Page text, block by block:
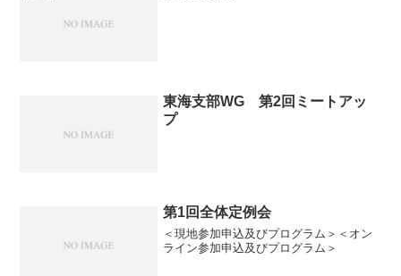
東海支部WG 第2回ミートアッ
プ
第1回全体定例会
＜現地参加申込及びプログラム＞＜オン
ライン参加申込及びプログラム＞